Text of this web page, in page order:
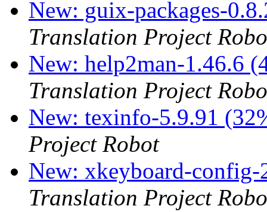
New: guix-packages-
Translation Project
New: help2man-1.46.6
Translation Project
New: texinfo-5.9.91
Project Robot
New: xkeyboard-
Translation Project